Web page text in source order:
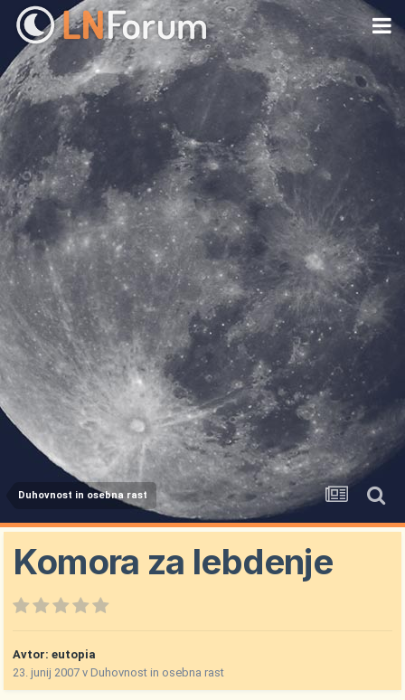
Duhovnost in osebna rast
Komora za lebdenje
Avtor:eutopia
23. junij 2007 vDuhovnost in osebna rast